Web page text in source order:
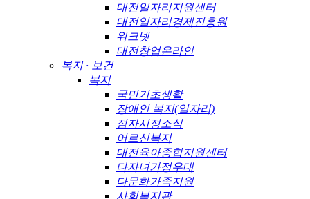
대전일자리지원센터
대전일자리경제진흥원
워크넷
대전창업온라인
복지 · 보건
복지
국민기초생활
장애인 복지(일자리)
점자시정소식
어르신복지
대전육아종합지원센터
다자녀가정우대
다문화가족지원
사회복지관